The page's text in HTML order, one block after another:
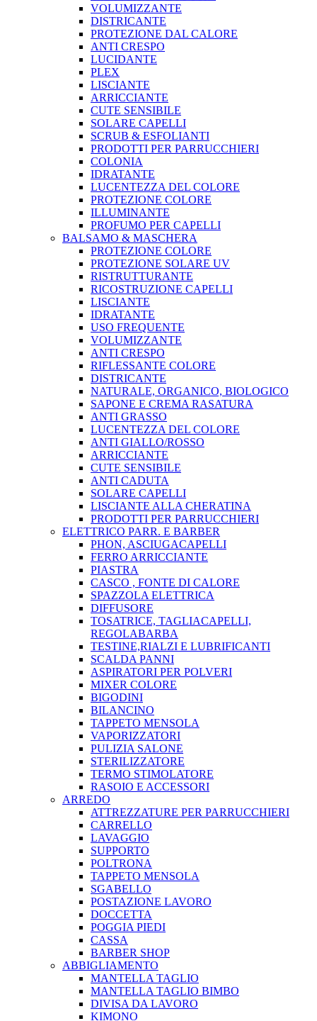
VOLUMIZZANTE
DISTRICANTE
PROTEZIONE DAL CALORE
ANTI CRESPO
LUCIDANTE
PLEX
LISCIANTE
ARRICCIANTE
CUTE SENSIBILE
SOLARE CAPELLI
SCRUB & ESFOLIANTI
PRODOTTI PER PARRUCCHIERI
COLONIA
IDRATANTE
LUCENTEZZA DEL COLORE
PROTEZIONE COLORE
ILLUMINANTE
PROFUMO PER CAPELLI
BALSAMO & MASCHERA
PROTEZIONE COLORE
PROTEZIONE SOLARE UV
RISTRUTTURANTE
RICOSTRUZIONE CAPELLI
LISCIANTE
IDRATANTE
USO FREQUENTE
VOLUMIZZANTE
ANTI CRESPO
RIFLESSANTE COLORE
DISTRICANTE
NATURALE, ORGANICO, BIOLOGICO
SAPONE E CREMA RASATURA
ANTI GRASSO
LUCENTEZZA DEL COLORE
ANTI GIALLO/ROSSO
ARRICCIANTE
CUTE SENSIBILE
ANTI CADUTA
SOLARE CAPELLI
LISCIANTE ALLA CHERATINA
PRODOTTI PER PARRUCCHIERI
ELETTRICO PARR. E BARBER
PHON, ASCIUGACAPELLI
FERRO ARRICCIANTE
PIASTRA
CASCO , FONTE DI CALORE
SPAZZOLA ELETTRICA
DIFFUSORE
TOSATRICE, TAGLIACAPELLI,
REGOLABARBA
TESTINE,RIALZI E LUBRIFICANTI
SCALDA PANNI
ASPIRATORI PER POLVERI
MIXER COLORE
BIGODINI
BILANCINO
TAPPETO MENSOLA
VAPORIZZATORI
PULIZIA SALONE
STERILIZZATORE
TERMO STIMOLATORE
RASOIO E ACCESSORI
ARREDO
ATTREZZATURE PER PARRUCCHIERI
CARRELLO
LAVAGGIO
SUPPORTO
POLTRONA
TAPPETO MENSOLA
SGABELLO
POSTAZIONE LAVORO
DOCCETTA
POGGIA PIEDI
CASSA
BARBER SHOP
ABBIGLIAMENTO
MANTELLA TAGLIO
MANTELLA TAGLIO BIMBO
DIVISA DA LAVORO
KIMONO